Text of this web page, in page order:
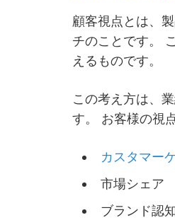
顧客視点とは、
チのことです。
えるものです。
この考え方は、
す。 お客様の視
カスタマー
市場シェア
ブランド認